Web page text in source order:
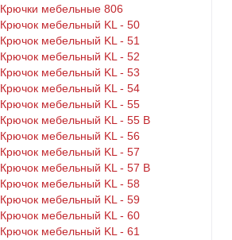
Крючки мебельные 806
Крючок мебельный KL - 50
Крючок мебельный KL - 51
Крючок мебельный KL - 52
Крючок мебельный KL - 53
Крючок мебельный KL - 54
Крючок мебельный KL - 55
Крючок мебельный KL - 55 B
Крючок мебельный KL - 56
Крючок мебельный KL - 57
Крючок мебельный KL - 57 B
Крючок мебельный KL - 58
Крючок мебельный KL - 59
Крючок мебельный KL - 60
Крючок мебельный KL - 61